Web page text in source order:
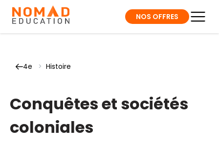
NOS OFFRES
4e > Histoire
Conquêtes et sociétés
coloniales